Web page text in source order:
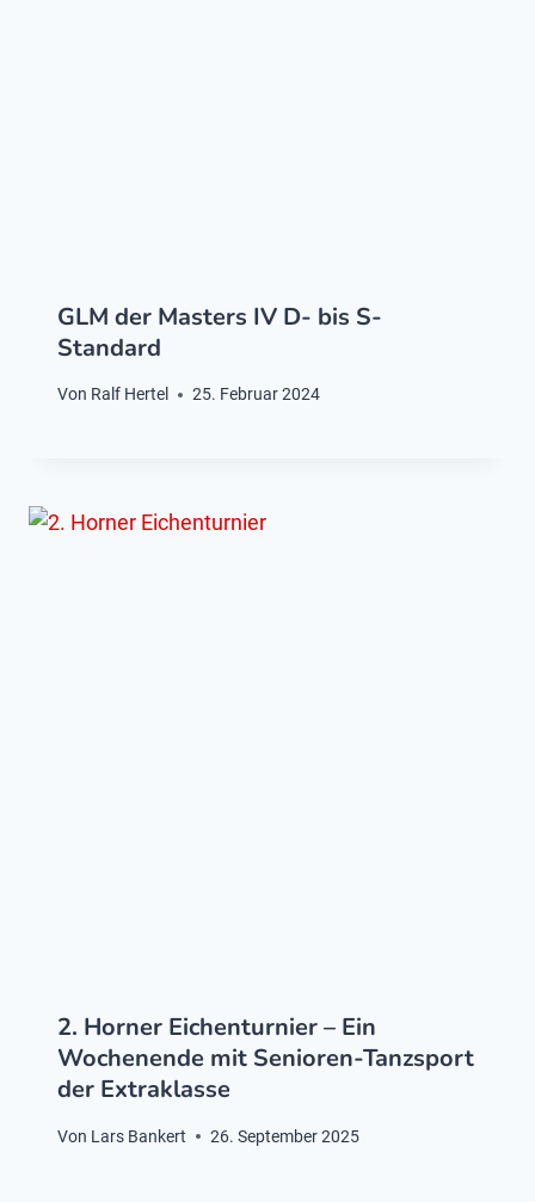
GLM der Masters IV D- bis S-
Standard
Von Ralf Hertel 25. Februar 2024
2. Horner Eichenturnier – Ein
Wochenende mit Senioren-Tanzsport
der Extraklasse
Von Lars Bankert 26. September 2025